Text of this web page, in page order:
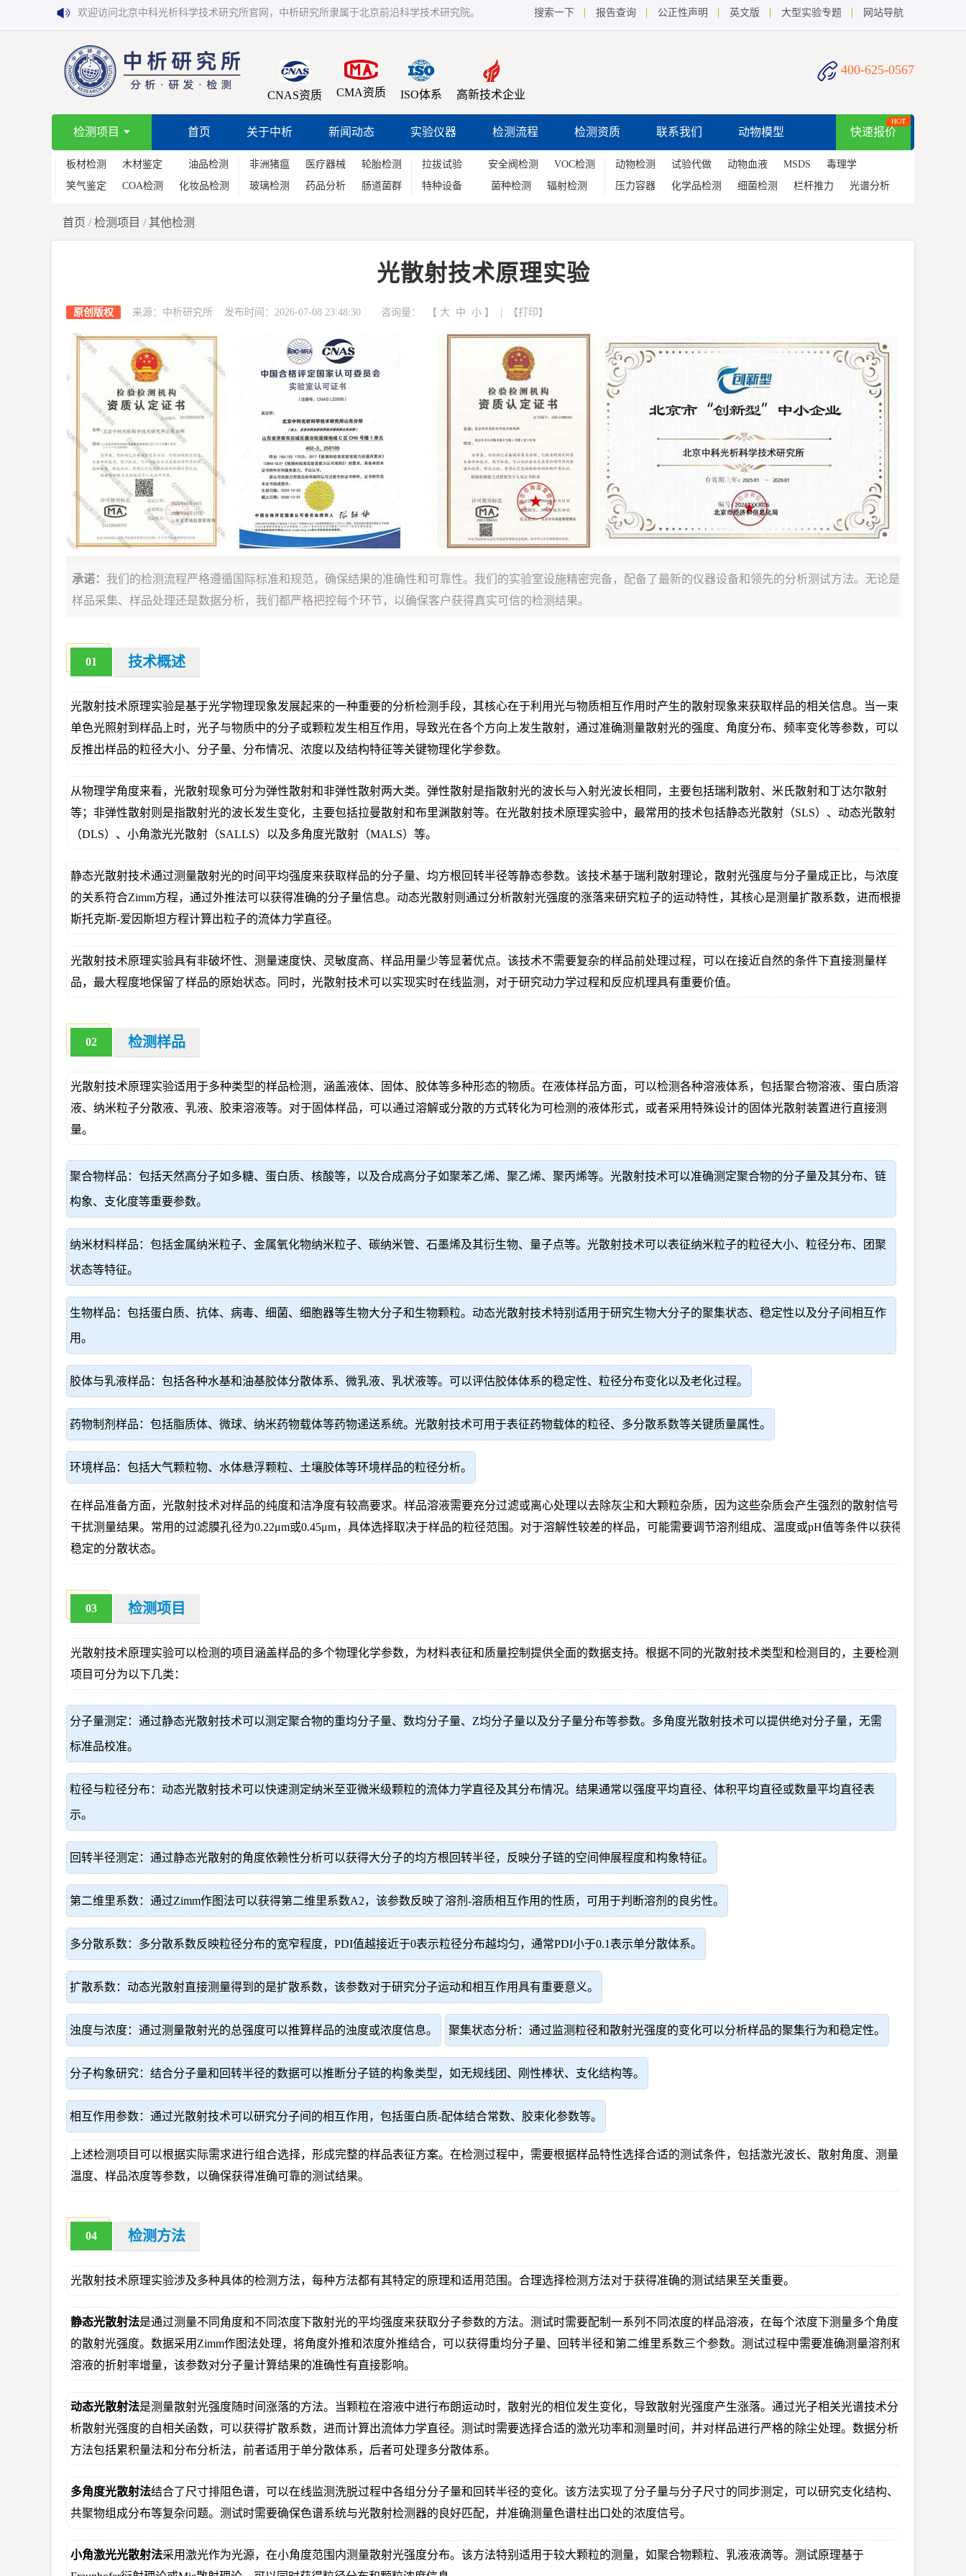
欢迎访问北京中科光析科学技术研究所官网，中析研究所隶属于北京前沿科学技术研究院。 搜索一下 报告查询 公正性声明 英文版 大型实验专题 网站导航
CNAS资质 CMA资质 ISO体系 高新技术企业
400-625-0567
检测项目 首页 关于中析 新闻动态 实验仪器 检测流程 检测资质 联系我们 动物模型 快速报价
HOT
板材检测 木材鉴定
油品检测
笑气鉴定
COA检测 化妆品检测
非洲猪瘟 医疗器械
轮胎检测
玻璃检测
药品分析 肠道菌群
拉拔试验 安全阀检测
VOC检测
特种设备
菌种检测 辐射检测
动物检测 试验代做 动物血液 MSDS
毒理学
压力容器
化学品检测 细菌检测 栏杆推力 光谱分析
首页 /检测项目 / 其他检测
光散射技术原理实验
原创版权 来源：中析研究所 发布时间：2026-07-08 23:48:30 咨询量： 【 大 中 小 】 | 【打印 】
承诺： 我们的检测流程严格遵循国际标准和规范，确保结果的准确性和可靠性。我们的实验室设施精密完备，配备了最新的仪器设备和领先的分析测试方法。无论是
样品采集、样品处理还是数据分析，我们都严格把控每个环节，以确保客户获得真实可信的检测结果。
01 技术概述
光散射技术原理实验是基于光学物理现象发展起来的一种重要的分析检测手段，其核心在于利用光与物质相互作用时产生的散射现象来获取样品的相关信息。当一束
单色光照射到样品上时，光子与物质中的分子或颗粒发生相互作用，导致光在各个方向上发生散射，通过准确测量散射光的强度、角度分布、频率变化等参数，可以
反推出样品的粒径大小、分子量、分布情况、浓度以及结构特征等关键物理化学参数。
从物理学角度来看，光散射现象可分为弹性散射和非弹性散射两大类。弹性散射是指散射光的波长与入射光波长相同，主要包括瑞利散射、米氏散射和丁达尔散射
等；非弹性散射则是指散射光的波长发生变化，主要包括拉曼散射和布里渊散射等。在光散射技术原理实验中，最常用的技术包括静态光散射（SLS）、动态光散射
（DLS）、小角激光光散射（SALLS）以及多角度光散射（MALS）等。
静态光散射技术通过测量散射光的时间平均强度来获取样品的分子量、均方根回转半径等静态参数。该技术基于瑞利散射理论，散射光强度与分子量成正比，与浓度
的关系符合Zimm方程，通过外推法可以获得准确的分子量信息。动态光散射则通过分析散射光强度的涨落来研究粒子的运动特性，其核心是测量扩散系数，进而根据
斯托克斯-爱因斯坦方程计算出粒子的流体力学直径。
光散射技术原理实验具有非破坏性、测量速度快、灵敏度高、样品用量少等显著优点。该技术不需要复杂的样品前处理过程，可以在接近自然的条件下直接测量样
品，最大程度地保留了样品的原始状态。同时，光散射技术可以实现实时在线监测，对于研究动力学过程和反应机理具有重要价值。
02 检测样品
光散射技术原理实验适用于多种类型的样品检测，涵盖液体、固体、胶体等多种形态的物质。在液体样品方面，可以检测各种溶液体系，包括聚合物溶液、蛋白质溶
液、纳米粒子分散液、乳液、胶束溶液等。对于固体样品，可以通过溶解或分散的方式转化为可检测的液体形式，或者采用特殊设计的固体光散射装置进行直接测
量。
聚合物样品：包括天然高分子如多糖、蛋白质、核酸等，以及合成高分子如聚苯乙烯、聚乙烯、聚丙烯等。光散射技术可以准确测定聚合物的分子量及其分布、链
构象、支化度等重要参数。
纳米材料样品：包括金属纳米粒子、金属氧化物纳米粒子、碳纳米管、石墨烯及其衍生物、量子点等。光散射技术可以表征纳米粒子的粒径大小、粒径分布、团聚
状态等特征。
生物样品：包括蛋白质、抗体、病毒、细菌、细胞器等生物大分子和生物颗粒。动态光散射技术特别适用于研究生物大分子的聚集状态、稳定性以及分子间相互作
用。
胶体与乳液样品：包括各种水基和油基胶体分散体系、微乳液、乳状液等。可以评估胶体体系的稳定性、粒径分布变化以及老化过程。
药物制剂样品：包括脂质体、微球、纳米药物载体等药物递送系统。光散射技术可用于表征药物载体的粒径、多分散系数等关键质量属性。
环境样品：包括大气颗粒物、水体悬浮颗粒、土壤胶体等环境样品的粒径分析。
在样品准备方面，光散射技术对样品的纯度和洁净度有较高要求。样品溶液需要充分过滤或离心处理以去除灰尘和大颗粒杂质，因为这些杂质会产生强烈的散射信号
干扰测量结果。常用的过滤膜孔径为0.22μm或0.45μm，具体选择取决于样品的粒径范围。对于溶解性较差的样品，可能需要调节溶剂组成、温度或pH值等条件以获得
稳定的分散状态。
03 检测项目
光散射技术原理实验可以检测的项目涵盖样品的多个物理化学参数，为材料表征和质量控制提供全面的数据支持。根据不同的光散射技术类型和检测目的，主要检测
项目可分为以下几类：
分子量测定：通过静态光散射技术可以测定聚合物的重均分子量、数均分子量、Z均分子量以及分子量分布等参数。多角度光散射技术可以提供绝对分子量，无需
标准品校准。
粒径与粒径分布：动态光散射技术可以快速测定纳米至亚微米级颗粒的流体力学直径及其分布情况。结果通常以强度平均直径、体积平均直径或数量平均直径表
示。
回转半径测定：通过静态光散射的角度依赖性分析可以获得大分子的均方根回转半径，反映分子链的空间伸展程度和构象特征。
第二维里系数：通过Zimm作图法可以获得第二维里系数A2，该参数反映了溶剂-溶质相互作用的性质，可用于判断溶剂的良劣性。
多分散系数：多分散系数反映粒径分布的宽窄程度，PDI值越接近于0表示粒径分布越均匀，通常PDI小于0.1表示单分散体系。
扩散系数：动态光散射直接测量得到的是扩散系数，该参数对于研究分子运动和相互作用具有重要意义。
浊度与浓度：通过测量散射光的总强度可以推算样品的浊度或浓度信息。 聚集状态分析：通过监测粒径和散射光强度的变化可以分析样品的聚集行为和稳定性。
分子构象研究：结合分子量和回转半径的数据可以推断分子链的构象类型，如无规线团、刚性棒状、支化结构等。
相互作用参数：通过光散射技术可以研究分子间的相互作用，包括蛋白质-配体结合常数、胶束化参数等。
上述检测项目可以根据实际需求进行组合选择，形成完整的样品表征方案。在检测过程中，需要根据样品特性选择合适的测试条件，包括激光波长、散射角度、测量
温度、样品浓度等参数，以确保获得准确可靠的测试结果。
04 检测方法
光散射技术原理实验涉及多种具体的检测方法，每种方法都有其特定的原理和适用范围。合理选择检测方法对于获得准确的测试结果至关重要。
静态光散射法是通过测量不同角度和不同浓度下散射光的平均强度来获取分子参数的方法。测试时需要配制一系列不同浓度的样品溶液，在每个浓度下测量多个角度
的散射光强度。数据采用Zimm作图法处理，将角度外推和浓度外推结合，可以获得重均分子量、回转半径和第二维里系数三个参数。测试过程中需要准确测量溶剂和
溶液的折射率增量，该参数对分子量计算结果的准确性有直接影响。
动态光散射法是测量散射光强度随时间涨落的方法。当颗粒在溶液中进行布朗运动时，散射光的相位发生变化，导致散射光强度产生涨落。通过光子相关光谱技术分
析散射光强度的自相关函数，可以获得扩散系数，进而计算出流体力学直径。测试时需要选择合适的激光功率和测量时间，并对样品进行严格的除尘处理。数据分析
方法包括累积量法和分布分析法，前者适用于单分散体系，后者可处理多分散体系。
多角度光散射法结合了尺寸排阻色谱，可以在线监测洗脱过程中各组分分子量和回转半径的变化。该方法实现了分子量与分子尺寸的同步测定，可以研究支化结构、
共聚物组成分布等复杂问题。测试时需要确保色谱系统与光散射检测器的良好匹配，并准确测量色谱柱出口处的浓度信号。
小角激光光散射法采用激光作为光源，在小角度范围内测量散射光强度分布。该方法特别适用于较大颗粒的测量，如聚合物颗粒、乳液液滴等。测试原理基于